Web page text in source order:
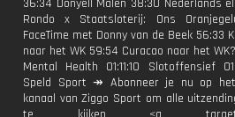
36:34 Donyell Malen 38:30 Nederlands
Rondo x Staatsloterij: Ons
FaceTime met Donny van de Beek 56:33
naar het WK 59:54 Curacao naar het
Mental Health 01:11:10 Slotoffensief
Speld Sport ↠ Abonneer je nu op het
kanaal van Ziggo Sport om alle